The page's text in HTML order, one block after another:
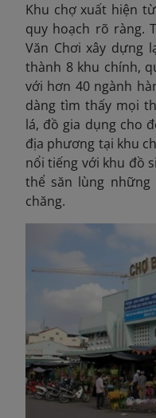
Khu chợ xuất hiện
quy hoạch rõ ràng.
Văn Chơi xây dựng
thành 8 khu chính,
với hơn 40 ngành
dàng tìm thấy mọi
lá, đồ gia dụng cho
địa phương tại khu
nổi tiếng với khu đồ
thể săn lùng
chăng.